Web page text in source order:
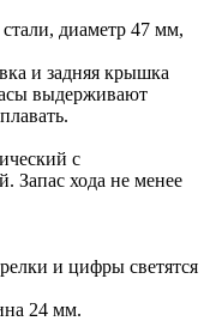
диаметр 47 мм,
и задняя крышка
выдерживают
с
Запас хода не менее
и цифры светятся
24 мм.